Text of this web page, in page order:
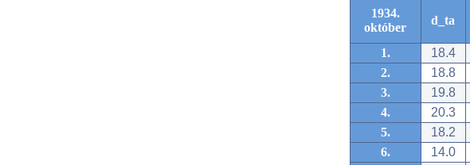
1934.
október
d_ta
1. 18.4
2.
18.8
3.
19.8
4.
20.3
5.
18.2
6.
14.0